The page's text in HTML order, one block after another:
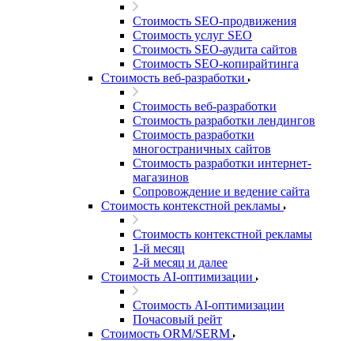
Стоимость SEO-продвижения
Стоимость услуг SEO
Стоимость SEO-аудита сайтов
Стоимость SEO-копирайтинга
Стоимость веб-разработки
Стоимость веб-разработки
Стоимость разработки лендингов
Стоимость разработки
многостраничных сайтов
Стоимость разработки интернет-
магазинов
Сопровождение и ведение сайта
Стоимость контекстной рекламы
Стоимость контекстной рекламы
1-й месяц
2-й месяц и далее
Стоимость AI-оптимизации
Стоимость AI-оптимизации
Почасовый рейт
Стоимость ORM/SERM